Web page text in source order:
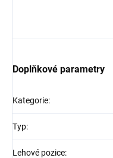
Doplňkové parametry
Kategorie:
Typ:
Lehové pozice: